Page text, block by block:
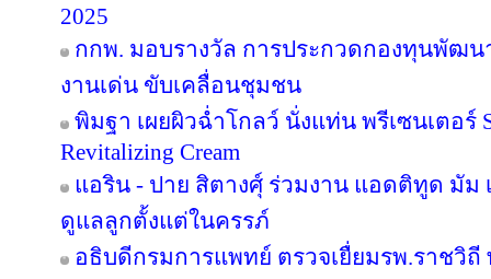
2025
กกพ. มอบรางวัล การประกวดกองทุนพัฒน
งานเด่น ขับเคลื่อนชุมชน
พิมฐา เผยผิวฉ่ำโกลว์ นั่งแท่น พรีเซนเตอร์
Revitalizing Cream
แอริน - ปาย สิตางศุ์ ร่วมงาน แอดติทูด มัม
ดูแลลูกตั้งแต่ในครรภ์
อธิบดีกรมการแพทย์ ตรวจเยื่ยมรพ.ราชวิ